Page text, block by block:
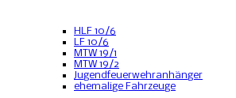
HLF 10/6
LF 10/6
MTW 19/1
MTW 19/2
Jugendfeuerwehranhänger
ehemalige Fahrzeuge